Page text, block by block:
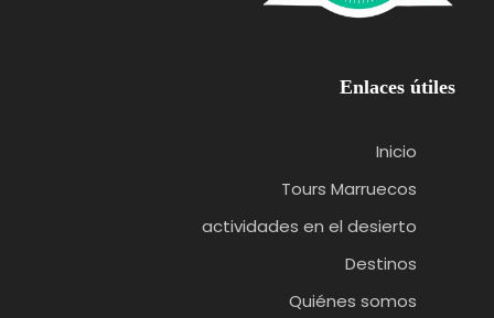
Enlaces útiles
Inicio
Tours Marruecos
actividades en el desierto
Destinos
Quiénes somos